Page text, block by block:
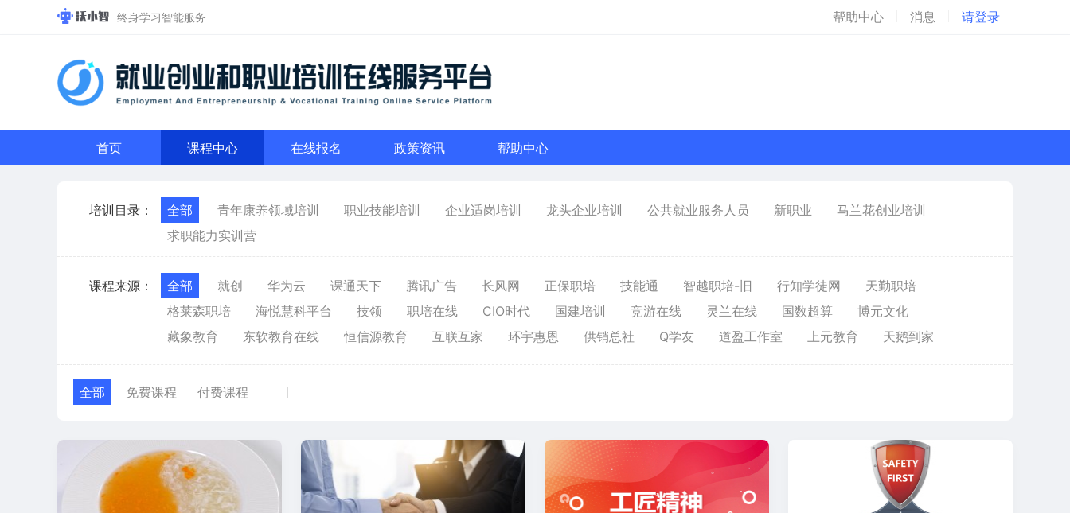
终身学习智能服务 帮助中心 消息 请登录
首页 课程中心 在线报名 政策资讯 帮助中心
培训目录： 全部 青年康养领域培训 职业技能培训 企业适岗培训 龙头企业培训 公共就业服务人员 新职业
马兰花创业培训
求职能力实训营
课程来源： 全部 就创 华为云 课通天下 腾讯广告 长风网 正保职培 技能通 智越职培-旧 行知学徒网
天勤职培
格莱森职培
海悦慧科平台 技领 职培在线 CIO时代 国建培训 竞游在线 灵兰在线 国数超算
博元文化
藏象教育
东软教育在线 恒信源教育 互联互家 环宇惠恩 供销总社 Q学友 道盈工作室 上元教育
天鹅到家
元生视界
百都汇课堂
中安汇金.
部中心 中培国育 点山网络科技 奥鹏 隆平高科 企培通 100唯尔教育网
风声云职培
红河康辉
中鹏教育 中联培训 金职伟业 一维科技 时代光华 启程教育 沃聚
全部 免费课程 付费课程